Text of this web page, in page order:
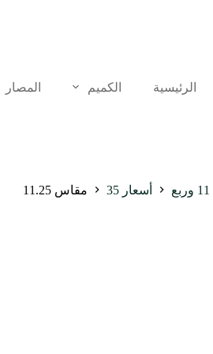
الرئيسية الكميم المصار
أسعار 35 مقاس 11.25